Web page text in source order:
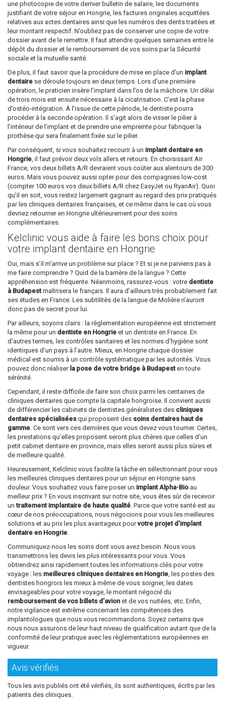
une photocopie de votre dernier bulletin de salaire, les documents
justifiant de votre séjour en Hongrie, les factures originales acquittées
relatives aux actes dentaires ainsi que les numéros des dents traitées et
leur montant respectif. N’oubliez pas de conserver une copie de votre
dossier avant de le remettre. Il faut attendre quelques semaines entre le
dépôt du dossier et le remboursement de vos soins par la Sécurité
sociale et la mutuelle santé.
De plus, il faut savoir que la procédure de mise en place d’un implant
dentaire se déroule toujours en deux temps. Lors d’une première
opération, le praticien insère l’implant dans l’os de la mâchoire. Un délai
de trois mois est ensuite nécessaire à la cicatrisation. C’est la phase
d’ostéo-intégration. À l’issue de cette période, le dentiste pourra
procéder à la seconde opération. Il s’agit alors de visser le pilier à
l’intérieur de l’implant et de prendre une empreinte pour fabriquer la
prothèse qui sera finalement fixée sur le pilier.
Par conséquent, si vous souhaitez recourir à un implant dentaire en
Hongrie, il faut prévoir deux vols allers et retours. En choisissant Air
France, vos deux billets A/R devraient vous coûter aux alentours de 300
euros. Mais vous pouvez aussi opter pour des compagnies low-cost
(compter 100 euros vos deux billets A/R chez EasyJet ou RyanAir). Quoi
qu’il en soit, vous restez largement gagnant au regard des prix pratiqués
par les cliniques dentaires françaises, et ce même dans le cas où vous
devriez retourner en Hongrie ultérieurement pour des soins
complémentaires.
Kelclinic vous aide à faire les bons choix pour
votre implant dentaire en Hongrie
Oui, mais s’il m’arrive un problème sur place ? Et si je ne parviens pas à
me faire comprendre ? Quid de la barrière de la langue ? Cette
appréhension est fréquente. Néanmoins, rassurez-vous : votre dentiste
à Budapestmaîtrisera le français. Il aura d’ailleurs très probablement fait
ses études en France. Les subtilités de la langue de Molière n’auront
donc pas de secret pour lui.
Par ailleurs, soyons clairs : la règlementation européenne est strictement
la même pour un dentiste en Hongrie et un dentiste en France. En
d’autres termes, les contrôles sanitaires et les normes d’hygiène sont
identiques d’un pays à l’autre. Mieux, en Hongrie chaque dossier
médical est soumis à un contrôle systématique par les autorités. Vous
pouvez donc réaliser la pose de votre bridge à Budapesten toute
sérénité.
Cependant, il reste difficile de faire son choix parmi les centaines de
cliniques dentaires que compte la capitale hongroise. Il convient aussi
de différencier les cabinets de dentistes généralistes des cliniques
dentaires spécialisées qui proposent des soins dentaires haut de
gamme. Ce sont vers ces dernières que vous devez vous tourner. Certes,
les prestations qu’elles proposent seront plus chères que celles d’un
petit cabinet dentaire en province, mais elles seront aussi plus sûres et
de meilleure qualité.
Heureusement, Kelclinic vous facilite la tâche en sélectionnant pour vous
les meilleures cliniques dentaires pour un séjour en Hongrie sans
douleur. Vous souhaitez vous faire poser un implant Alpha-Bio au
meilleur prix ? En vous inscrivant sur notre site, vous êtes sûr de recevoir
untraitement implantaire de haute qualité. Parce que votre santé est au
cœur de nos préoccupations, nous négocions pour vous les meilleures
solutions et au prix les plus avantageux pourvotre projet d’implant
dentaire en Hongrie.
Communiquez-nous les soins dont vous avez besoin. Nous vous
transmettrons les devis les plus intéressants pour vous. Vous
obtiendrez ainsi rapidement toutes les informations-clés pour votre
voyage : les meilleures cliniques dentaires en Hongrie, les postes des
dentistes hongrois les mieux à même de vous soigner, les dates
envisageables pour votre voyage, le montant négocié du
remboursement de vos billets d’avion et de vos nuitées, etc. Enfin,
notre vigilance est extrême concernant les compétences des
implantologues que nous vous recommandons. Soyez certains que
nous nous assurons de leur haut niveau de qualification autant que de la
conformité de leur pratique avec les règlementations européennes en
vigueur.
Avis vérifiés
Tous les avis publiés ont été vérifiés, ils sont authentiques, écrits par les
patients des cliniques.